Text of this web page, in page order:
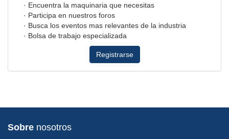
· Encuentra la maquinaria que necesitas
· Participa en nuestros foros
· Busca los eventos mas relevantes de la industria
· Bolsa de trabajo especializada
Registrarse
Sobre nosotros